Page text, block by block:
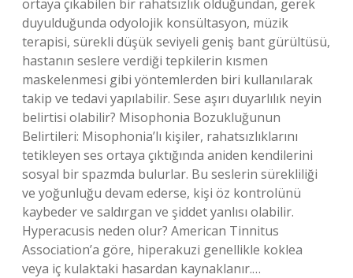
ortaya çıkabilen bir rahatsızlık olduğundan, gerek
duyulduğunda odyolojik konsültasyon, müzik
terapisi, sürekli düşük seviyeli geniş bant gürültüsü,
hastanın seslere verdiği tepkilerin kısmen
maskelenmesi gibi yöntemlerden biri kullanılarak
takip ve tedavi yapılabilir. Sese aşırı duyarlılık neyin
belirtisi olabilir? Misophonia Bozukluğunun
Belirtileri: Misophonia’lı kişiler, rahatsızlıklarını
tetikleyen ses ortaya çıktığında aniden kendilerini
sosyal bir spazmda bulurlar. Bu seslerin sürekliliği
ve yoğunluğu devam ederse, kişi öz kontrolünü
kaybeder ve saldırgan ve şiddet yanlısı olabilir.
Hyperacusis neden olur? American Tinnitus
Association’a göre, hiperakuzi genellikle koklea
veya iç kulaktaki hasardan kaynaklanır.…